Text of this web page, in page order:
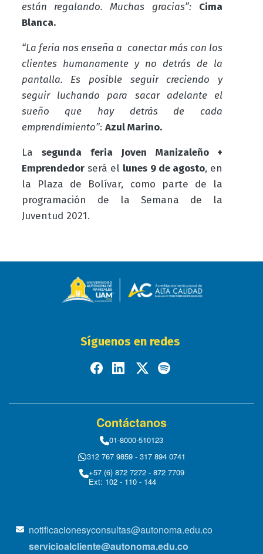
están regalando. Muchas gracias”:
Cima
Blanca.
“La feria nos enseña a conectar más con los
clientes humanamente y no detrás de la
pantalla. Es posible seguir creciendo y
seguir luchando para sacar adelante el
sueño que hay detrás de cada
emprendimiento”: Azul Marino.
Lasegunda feria Joven Manizaleño +
Emprendedorserá el lunes 9 de agosto, en
la Plaza de Bolívar, como parte de la
programación de la Semana de la
Juventud 2021.
Síguenos en redes
Contáctanos
01-8000-510123
312 767 9859 - 317 894 0741
+57 (6) 872 7272 - 872 7709
Ext: 102 - 110 - 144
notificacionesyconsultas@autonoma.edu.co
servicioalcliente@autonoma.edu.co